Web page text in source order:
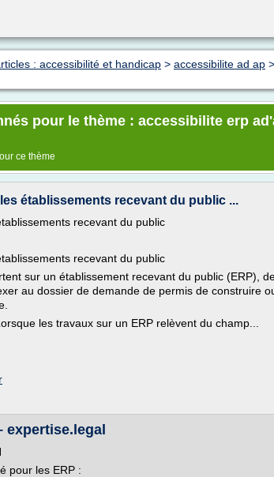
: accessibilité et handicap > accessibilite ad ap >
pour le thème : accessibilite erp
ce thème
établissements recevant du public ...
recevant du public
recevant du public
sur un établissement recevant du public (ERP),
au dossier de demande de permis de construire
les travaux sur un ERP relèvent du champ...
expertise.legal
pour les ERP :